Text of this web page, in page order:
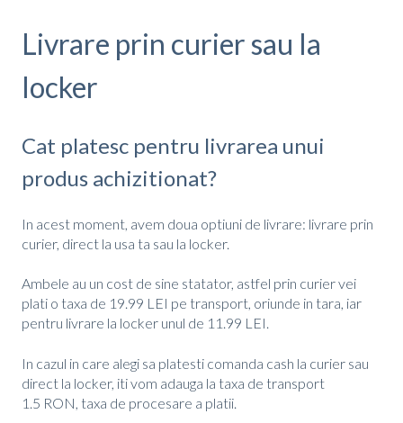
Livrare prin curier sau la
locker
Cat platesc pentru livrarea unui
produs achizitionat?
In acest moment, avem doua optiuni de livrare: livrare prin
curier, direct la usa ta sau la locker.
Ambele au un cost de sine statator, astfel prin curier vei
plati o taxa de 19.99 LEI pe transport, oriunde in tara, iar
pentru livrare la locker unul de 11.99 LEI.
In cazul in care alegi sa platesti comanda cash la curier sau
direct la locker, iti vom adauga la taxa de transport
1.5 RON, taxa de procesare a platii.